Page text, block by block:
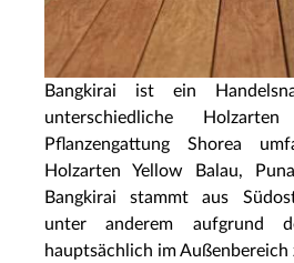
Bangkirai ist ein
unterschiedliche
Pflanzengattung Shorea
Holzarten Yellow Balau,
Bangkirai stammt aus
unter anderem aufgrund
hauptsächlich im Außenbereich